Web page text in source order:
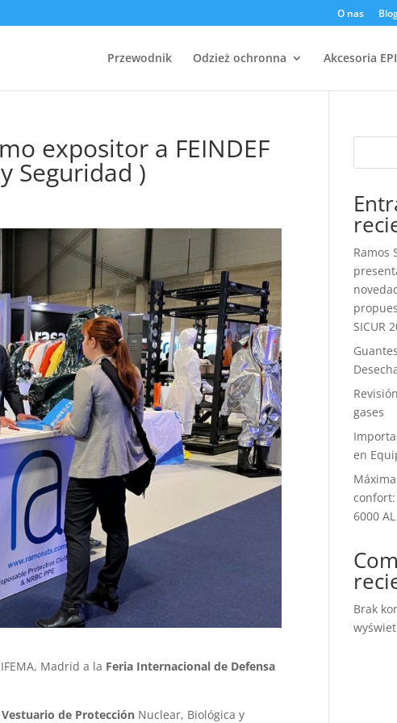
O nas
Przewodnik Odzież ochronna Akcesoria EPI
expositor a FEINDEF
Seguridad )
Madrid a la Feria Internacional de Defensa
Vestuario de Protección Nuclear, Biológica y
Ramos
SICUR
gases
en
confort:
6000
Brak